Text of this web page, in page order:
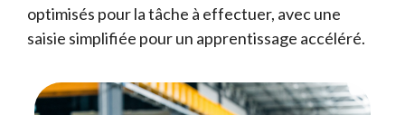
optimisés pour la tâche à effectuer, avec une
saisie simplifiée pour un apprentissage accéléré.